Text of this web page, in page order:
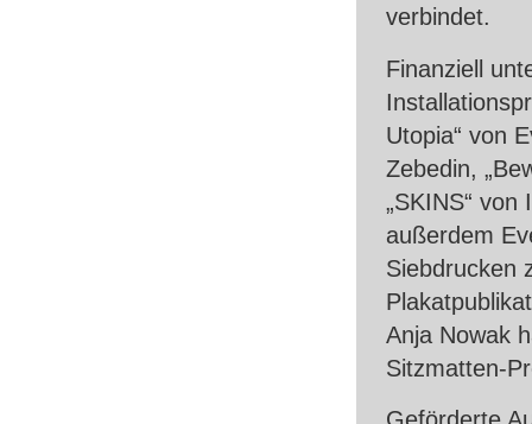
verbindet.
Finanziell
Utopia“ von
Zebedin,
„SKINS“
außerdem
Siebdrucken
Anja Nowak
Sitzmatten-